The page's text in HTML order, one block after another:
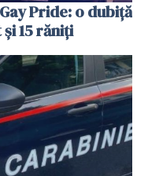
Pride: o dubiță
15 răniți